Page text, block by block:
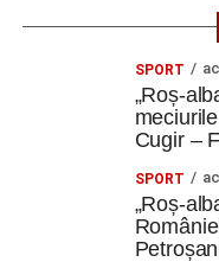
activitățile
practice au făcut ca
participant să fie
Limba care ne-a
Comunicarea s-a
însă diversitatea
franceza, italiana și
SPORT
„Roș-
Cugir –
SPORT
„Roș-